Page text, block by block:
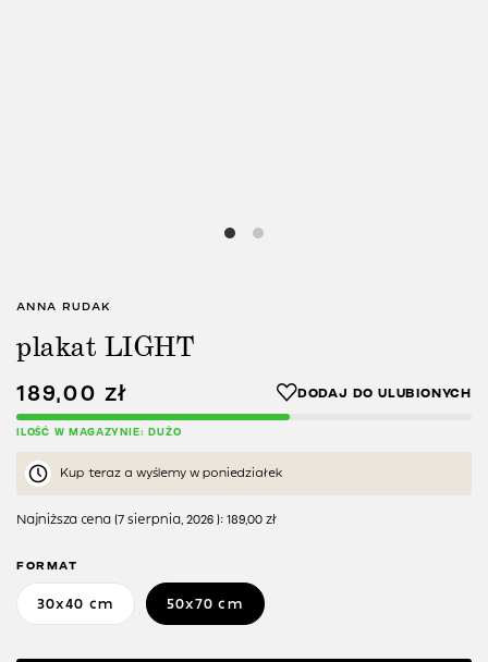
ANNA RUDAK
plakat LIGHT
189,00 zł
ILOŚĆ W MAGAZYNIE: DUŻO
Kup teraz a wyślemy w poniedziałek
Najniższa cena (7 sierpnia, 2026 ): 189,00 zł
FORMAT
30x40 cm 50x70 cm